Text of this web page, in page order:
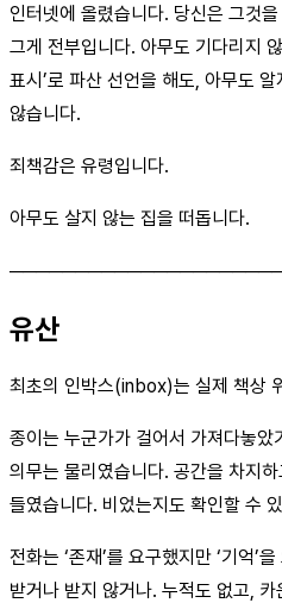
인터넷에 올렸습니다. 당신은 그것
그게 전부입니다. 아무도 기다리지
표시’로 파산 선언을 해도, 아무도
않습니다.
죄책감은 유령입니다.
아무도 살지 않는 집을 떠돕니다.
유산
최초의 인박스(inbox)는 실제 책상
종이는 누군가가 걸어서 가져다놓
의무는 물리였습니다. 공간을 차지
들였습니다. 비었는지도 확인할 수
전화는 ‘존재’를 요구했지만 ‘기억’
받거나 받지 않거나. 누적도 없고,